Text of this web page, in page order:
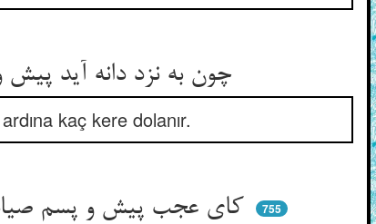
kaç kere dolanır.
کای عجب پیش و پسم صیاد هست ** تا کشم از بیم او زین لقمه دست 755